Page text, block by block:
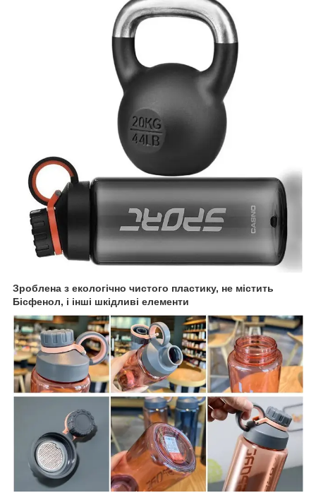
Зроблена з екологічно чистого пластику, не містить
Бісфенол, і інші шкідливі елементи